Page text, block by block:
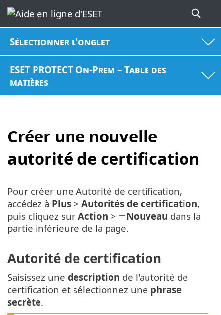
Sélectionner l'onglet
ESET PROTECT On-Prem – Table des
matières
Créer une nouvelle
autorité de certification
Pour créer une Autorité de certification,
accédez à Plus > Autorités de certification,
puis cliquez sur Action > Nouveau dans la
partie inférieure de la page.
Autorité de certification
Saisissez une description de l'autorité de
certification et sélectionnez une phrase
secrète.